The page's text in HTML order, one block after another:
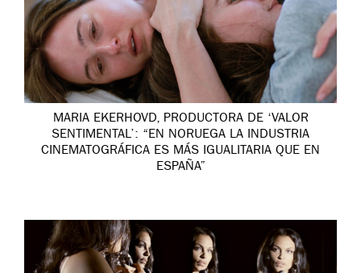
MARIA EKERHOVD, PRODUCTORA DE ‘VALOR
SENTIMENTAL’: “EN NORUEGA LA INDUSTRIA
CINEMATOGRÁFICA ES MÁS IGUALITARIA QUE EN
ESPAÑA”